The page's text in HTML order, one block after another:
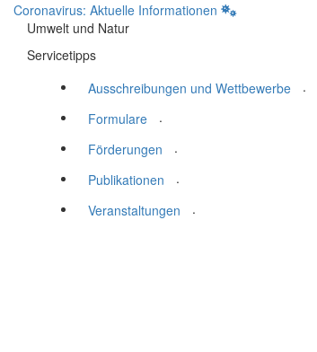
Coronavirus: Aktuelle Informationen
Umwelt und Natur
Servicetipps
Ausschreibungen und Wettbewerbe
.
Formulare
.
Förderungen
.
Publikationen
.
Veranstaltungen
.